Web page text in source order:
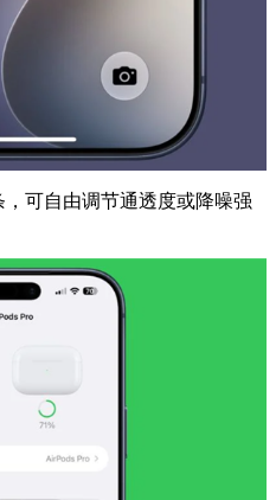
可自由调节通透度或降噪强